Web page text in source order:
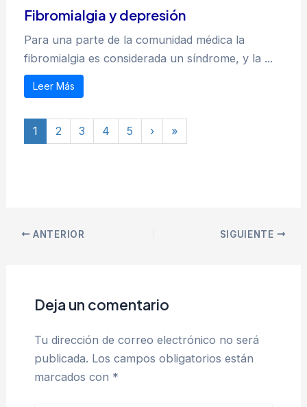
Fibromialgia y depresión
Para una parte de la comunidad médica la
fibromialgia es considerada un síndrome, y la ...
Leer Más
1 2 3 4 5 › »
ANTERIOR SIGUIENTE
Deja un comentario
Tu dirección de correo electrónico no será
publicada. Los campos obligatorios están
marcados con *